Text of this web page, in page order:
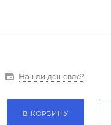
Нашли дешевле?
В КОРЗИНУ